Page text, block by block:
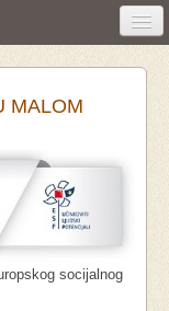
MALOM
socijalnog